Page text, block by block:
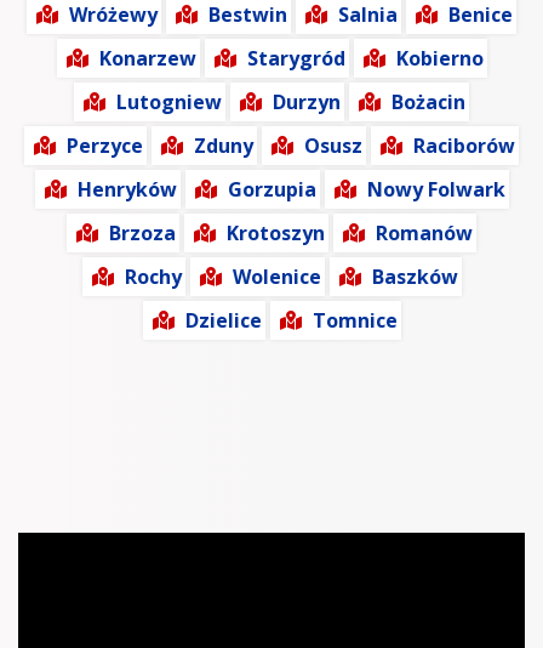
Wróżewy Bestwin Salnia
Benice
Konarzew
Starygród
Kobierno
Lutogniew
Durzyn
Bożacin
Perzyce
Zduny Osusz
Raciborów
Henryków
Gorzupia
Nowy Folwark
Brzoza
Krotoszyn
Romanów
Rochy
Wolenice
Baszków
Dzielice
Tomnice